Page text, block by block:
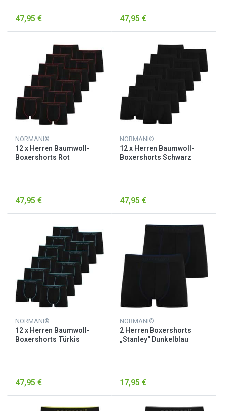
47,95 € 47,95 €
NORMANI®
12 x Herren Baumwoll-
Boxershorts Rot
47,95 €
NORMANI®
12 x Herren Baumwoll-
Boxershorts Schwarz
47,95 €
NORMANI®
12 x Herren Baumwoll-
Boxershorts Türkis
47,95 €
NORMANI®
2 Herren Boxershorts
„Stanley“ Dunkelblau
17,95 €